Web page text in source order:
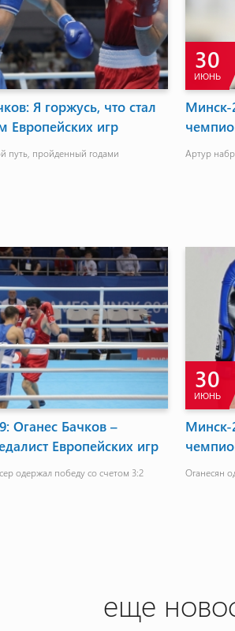
Я горжусь, что стал
Европейских игр
путь, пройденный годами
30
ИЮНЬ
Минск-
Артур
Оганес Бачков –
Европейских игр
одержал победу со счетом 3:2
30
ИЮНЬ
Минск-
Оганесян
еще